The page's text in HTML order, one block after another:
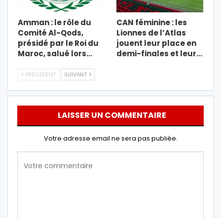
Amman : le rôle du
Comité Al-Qods,
présidé par le Roi du
Maroc, salué lors…
CAN féminine : les
Lionnes de l’Atlas
jouent leur place en
demi-finales et leur…
PRÉCÉDENT SUIVANT
LAISSER UN COMMENTAIRE
Votre adresse email ne sera pas publiée.